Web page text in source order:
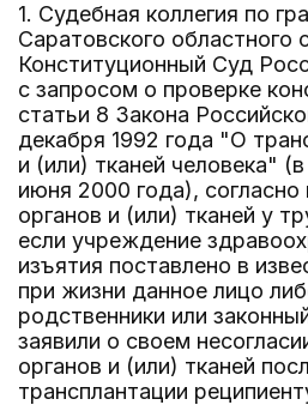
1. Судебная коллегия по
Саратовского областного
Конституционный Суд
с запросом о проверке
статьи 8 Закона
декабря 1992 года "О
и (или) тканей человека"
июня 2000 года), согласно
органов и (или) тканей у
если учреждение
изъятия поставлено в
при жизни данное лицо
родственники или
заявили о своем
органов и (или) тканей
трансплантации